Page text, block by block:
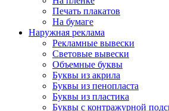
Печать плакатов
На бумаге
Наружная реклама
Рекламные вывески
Световые вывески
Объемные буквы
Буквы из акрила
Буквы из пенопласта
Буквы из пластика
Буквы с контражурной